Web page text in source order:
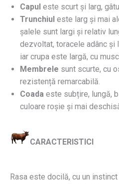
Capul este scurt și larg,
Trunchiul este larg și mai
șalele sunt largi și relativ
dezvoltat, toracele adânc și
iar crupa este largă, cu
Membrele sunt scurte, cu
rezistență remarcabilă.
Coada este subțire, lungă,
culoare roșie și mai
CARACTERISTICI
Rasa este docilă, cu un